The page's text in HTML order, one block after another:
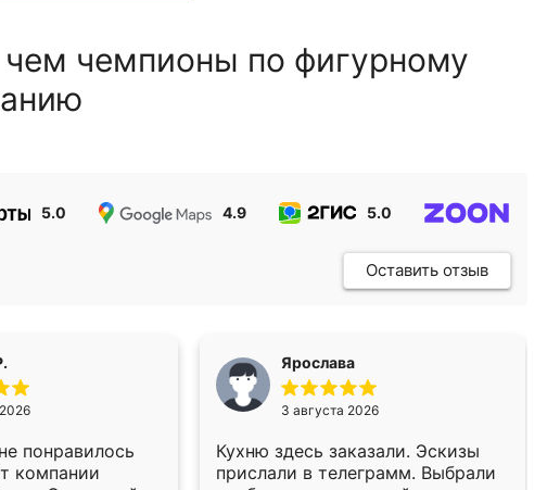
чемпионы по фигурному
5.0 4.9 5.0
Оставить отзыв
понравилось
компании
Ярослава
3 августа 2026
Кухню здесь заказали. Эскизы
прислали в телеграмм. Выбрали